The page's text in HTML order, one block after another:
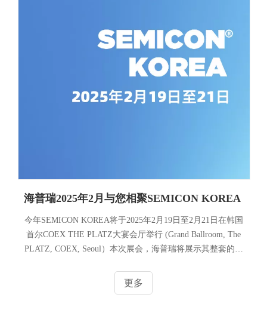
海普瑞2025年2月与您相聚SEMICON KOREA
今年SEMICON KOREA将于2025年2月19日至2月21日在韩国
首尔COEX THE PLATZ大宴会厅举行 (Grand Ballroom, The
PLATZ, COEX, Seoul）本次展会，海普瑞将展示其整套的超
器、仪表仪器以及其他半导体相关配套部件等。诚挚邀请各
位业界同仁莅临我们的展区，我们的展位G102，位于一楼
更多